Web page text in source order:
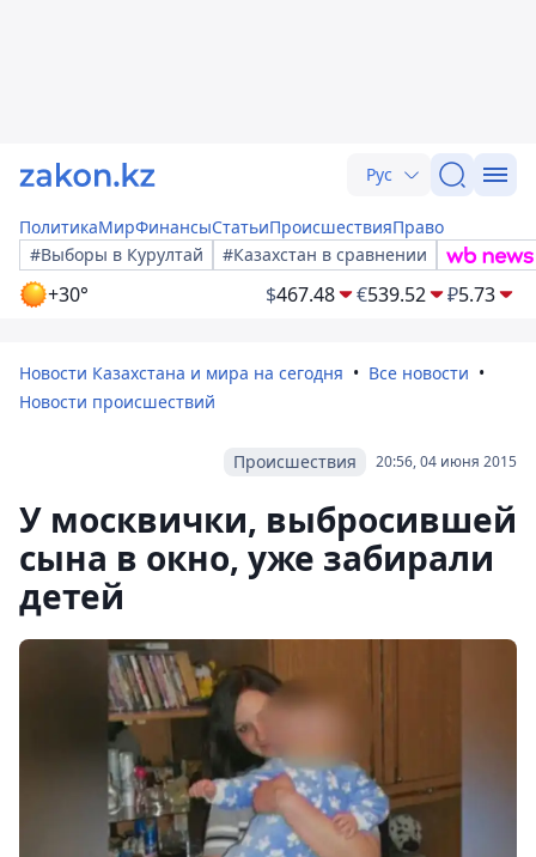
Рус
ПолитикаМирФинансыСтатьиПроисшествияПраво
#Выборы в Курултай
#Казахстан в сравнении
+30° $467.48 €539.52 ₽5.73
Новости Казахстана и мира на сегодня
Все новости
Новости происшествий
20:56, 04 июня 2015
Происшествия
У москвички, выбросившей
сына в окно, уже забирали
детей